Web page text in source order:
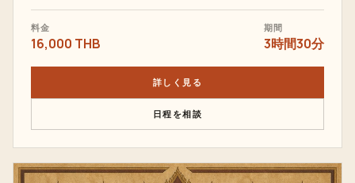
料金
16,000 THB
期間
3時間30分
詳しく見る
日程を相談